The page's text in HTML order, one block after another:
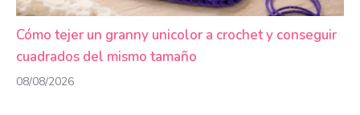
Cómo tejer un granny unicolor a crochet y conseguir
cuadrados del mismo tamaño
08/08/2026